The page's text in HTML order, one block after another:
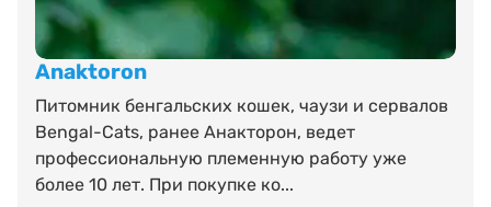
Anaktoron
Питомник бенгальских кошек, чаузи и сервалов
Bengal-Cats, ранее Анакторон, ведет
профессиональную племенную работу уже
более 10 лет. При покупке ко...